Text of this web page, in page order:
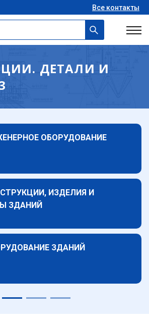
Все контакты
ДЕТАЛИ И
ОБОРУДОВАНИЕ
ИЗДЕЛИЯ И
ЗДАНИЙ
ЗДАНИЙ